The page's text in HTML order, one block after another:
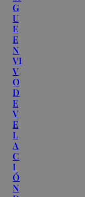
G
U
E
E
N
VI
V
O
D
E
V
E
L
A
C
I
Ó
N